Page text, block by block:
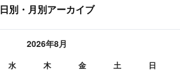
日別・月別アーカイブ
2026年8月
水 木 金 土 日